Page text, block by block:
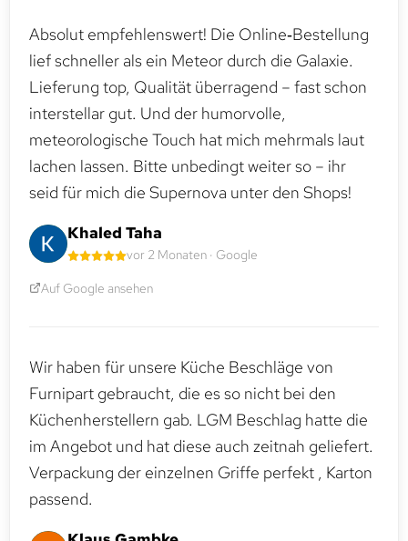
Absolut empfehlenswert! Die Online‑Bestellung
lief schneller als ein Meteor durch die Galaxie.
Lieferung top, Qualität überragend – fast schon
interstellar gut. Und der humorvolle,
meteorologische Touch hat mich mehrmals laut
lachen lassen. Bitte unbedingt weiter so – ihr
seid für mich die Supernova unter den Shops!
Khaled Taha
vor 2 Monaten · Google
Auf Google ansehen
Wir haben für unsere Küche Beschläge von
Furnipart gebraucht, die es so nicht bei den
Küchenherstellern gab. LGM Beschlag hatte die
im Angebot und hat diese auch zeitnah geliefert.
Verpackung der einzelnen Griffe perfekt , Karton
passend.